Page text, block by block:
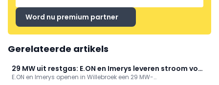
Word nu premium partner
Gerelateerde artikels
29 MW uit restgas: E.ON en Imerys leveren stroom voor
40.000 gezinnen
E.ON en Imerys openen in Willebroek een 29 MW-